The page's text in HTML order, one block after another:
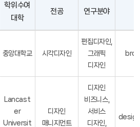
학위수여
대학
전공 연구분야
중앙대학교 시각디자인
편집디자인,
그래픽
디자인
Lancast
er
Universit
디자인
매니지먼트
디자인
비즈니스,
서비스
디자인,